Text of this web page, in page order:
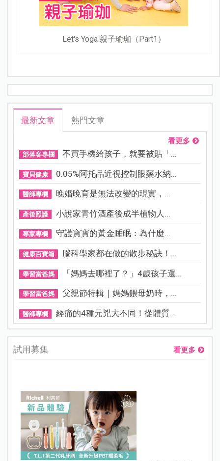
Let's Yoga 親子瑜珈（Part1）
最新文章 熱門文章
看更多
部落客專欄 不買手機給孩子，就要被貼「...
寶貝健康 0.05%阿托品近視控制眼藥水納...
醫師專欄 晚婚晚育是無法改變的現實，...
產後照護 小說家青竹酒產後成半植物人...
專家專欄 守護寶寶的黃金睡眠：為什麼...
健康百寶箱 腦科學家都在做的散步秘訣！...
學習當爸媽 「媽媽去哪裡了？」4歲孩子還...
學習當爸媽 父親節特輯｜媽媽餵母奶時，...
醫師專欄 經痛的4種元兇大不同！從體質...
試用募集 看更多